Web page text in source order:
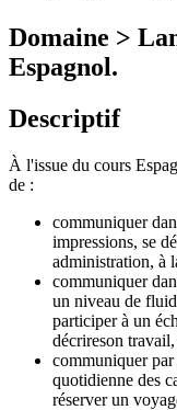
Domaine >
Espagnol.
Descriptif
À l'issue du cours
de :
communiquer
impressions, se
administration, à
communiquer
un niveau de
participer à un
décrireson travail,
communiquer
quotidienne des
réserver un